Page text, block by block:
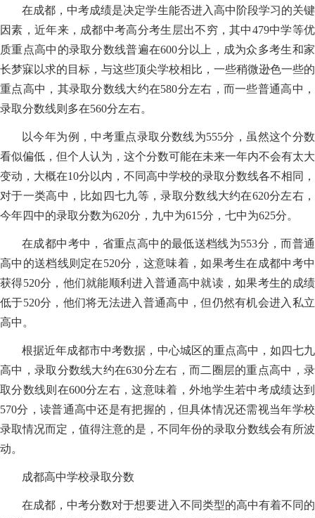
在成都，中考成绩是决定学生能否进入高中阶段学习的关键
因素，近年来，成都中考高分考生层出不穷，其中479中学等优
质重点高中的录取分数线普遍在600分以上，成为众多考生和家
长梦寐以求的目标，与这些顶尖学校相比，一些稍微逊色一些的
重点高中，其录取分数线大约在580分左右，而一些普通高中，
录取分数线则多在560分左右。
以今年为例，中考重点录取分数线为555分，虽然这个分数
看似偏低，但个人认为，这个分数可能在未来一年内不会有太大
变动，大概在10分以内，不同高中学校的录取分数线各不相同，
对于一类高中，比如四七九等，录取分数线大约在620分左右，
今年四中的录取分数为620分，九中为615分，七中为625分。
在成都中考中，省重点高中的最低送档线为553分，而普通
高中的送档线则定在520分，这意味着，如果考生在成都中考中
获得520分，他们就能顺利进入普通高中就读，如果考生的成绩
低于520分，他们将无法进入普通高中，但仍然有机会进入私立
高中。
根据近年成都市中考数据，中心城区的重点高中，如四七九
高中，录取分数线大约在630分左右，而二圈层的重点高中，录
取分数线则在600分左右，这意味着，外地学生若中考成绩达到
570分，读普通高中还是有把握的，但具体情况还需视当年学校
录取情况而定，值得注意的是，不同年份的录取分数线会有所波
动。
成都高中学校录取分数
在成都，中考分数对于想要进入不同类型的高中有着不同的